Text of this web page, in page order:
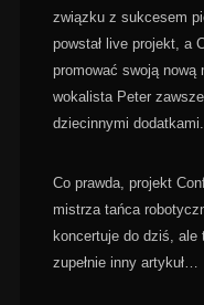
związku z sukcesem
powstał live projekt, a
promować swoją nową
wokalista Peter
dziecinnymi dodatkami.
Co prawda, projekt
mistrza tańca
koncertuje do dziś, ale
zupełnie inny artykuł…